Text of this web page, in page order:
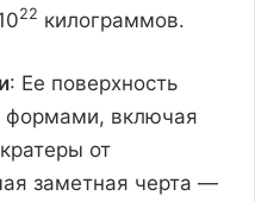
22 килограммов.
: Ее поверхность
формами, включая
от
заметная черта —